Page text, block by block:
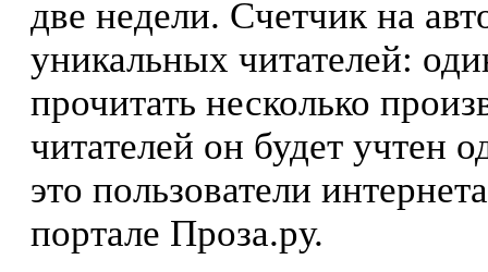
две недели. Счетчик на
уникальных читателей:
прочитать несколько
читателей он будет учтен
это пользователи
портале Проза.ру.